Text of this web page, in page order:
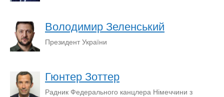
Володимир Зеленський
Президент України
Гюнтер Зоттер
Радник Федерального канцлера Німеччини з